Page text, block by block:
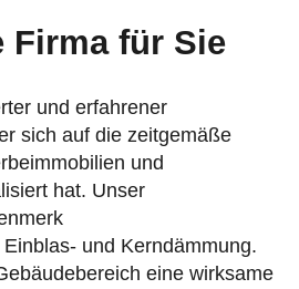
Firma für Sie
und erfahrener
sich auf die zeitgemäße
und
hat. Unser
und Kerndämmung.
eine wirksame